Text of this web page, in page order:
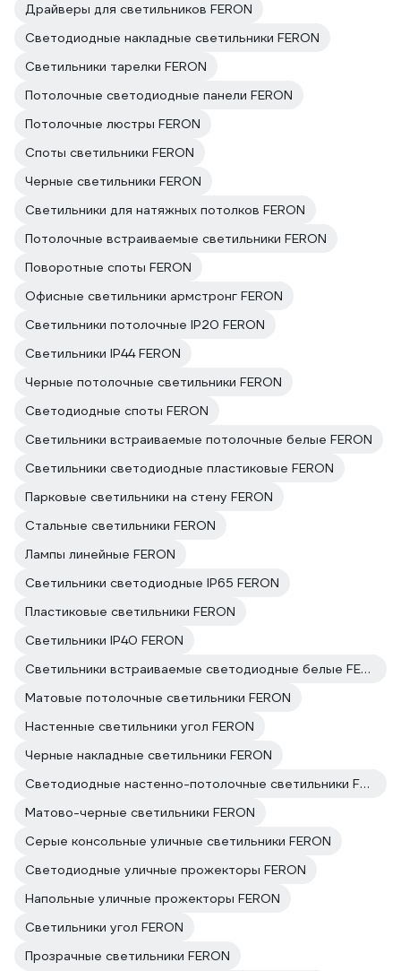
Драйверы для светильников FERON
Светодиодные накладные светильники FERON
Светильники тарелки FERON
Потолочные светодиодные панели FERON
Потолочные люстры FERON
Споты светильники FERON
Черные светильники FERON
Светильники для натяжных потолков FERON
Потолочные встраиваемые светильники FERON
Поворотные споты FERON
Офисные светильники армстронг FERON
Светильники потолочные IP20 FERON
Светильники IP44 FERON
Черные потолочные светильники FERON
Светодиодные споты FERON
Светильники встраиваемые потолочные белые FERON
Светильники светодиодные пластиковые FERON
Парковые светильники на стену FERON
Стальные светильники FERON
Лампы линейные FERON
Светильники светодиодные IP65 FERON
Пластиковые светильники FERON
Светильники IP40 FERON
Светильники встраиваемые светодиодные белые FERON
Матовые потолочные светильники FERON
Настенные светильники угол FERON
Черные накладные светильники FERON
Светодиодные настенно-потолочные светильники FERON
Матово-черные светильники FERON
Серые консольные уличные светильники FERON
Светодиодные уличные прожекторы FERON
Напольные уличные прожекторы FERON
Светильники угол FERON
Прозрачные светильники FERON